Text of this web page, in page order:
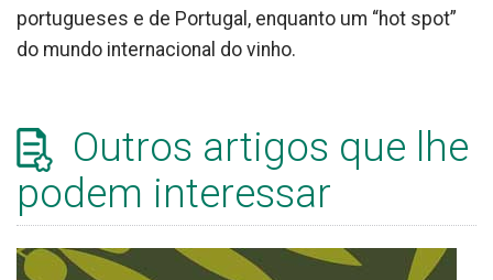
portugueses e de Portugal, enquanto um “hot spot”
do mundo internacional do vinho.
Outros artigos que lhe
podem interessar